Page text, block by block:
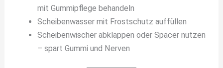
mit Gummipflege behandeln
Scheibenwasser mit Frostschutz auffüllen
Scheibenwischer abklappen oder Spacer nutzen
– spart Gummi und Nerven